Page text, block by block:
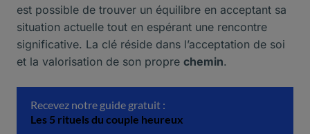
est possible de trouver un équilibre en acceptant sa
situation actuelle tout en espérant une rencontre
significative. La clé réside dans l’acceptation de soi
et la valorisation de son propre chemin.